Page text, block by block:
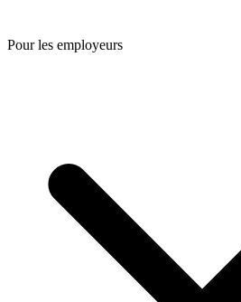
Pour les employeurs